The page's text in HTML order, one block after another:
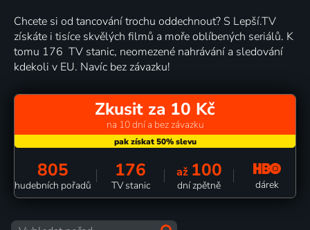
Chcete si od tancování trochu oddechnout? S Lepší.TV
získáte i tisíce skvělých filmů a moře oblíbených seriálů. K
tomu 176 TV stanic, neomezené nahrávání a sledování
kdekoli v EU. Navíc bez závazku!
Zkusit za 10 Kč
na 10 dní a bez závazku
805
hudebních pořadů
176
TV stanic
až 100
dní zpětně dárek